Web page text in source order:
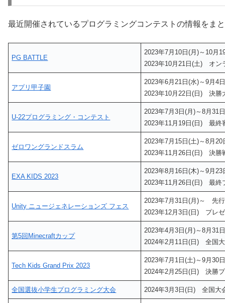
最近開催されているプログラミングコンテストの情報をま
PG BATTLE
2023年7月10日(月)～10月
2023年10月21日(土) オン
アプリ甲子園
2023年6月21日(水)～9月4
2023年10月22日(日) 決勝
U-22プログラミング・コンテスト
2023年7月3日(月)～8月31
2023年11月19日(日) 最終
ゼロワングランドスラム
2023年7月15日(土)～8月
2023年11月26日(日) 決勝
EXA KIDS 2023
2023年8月16日(木)～9月
2023年11月26日(日) 最終
Unity ニュージェネレーションズ フェス
2023年7月31日(月)～ 先
2023年12月3日(日) プレ
第5回Minecraftカップ
2023年4月3日(月)～8月31
2024年2月11日(日) 全国
Tech Kids Grand Prix 2023
2023年7月1日(土)～9月30
2024年2月25日(日) 決勝
全国選抜小学生プログラミング大会 2024年3月3日(日) 全国大